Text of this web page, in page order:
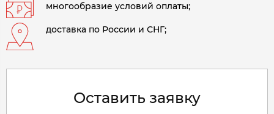
многообразие условий оплаты;
доставка по России и СНГ;
Оставить заявку